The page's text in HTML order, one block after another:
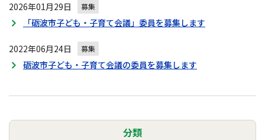
2026年01月29日 募集
「砺波市子ども・子育て会議」委員を募集します
2022年06月24日 募集
砺波市子ども・子育て会議の委員を募集します
分類